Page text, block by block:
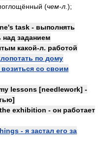
(чем-л. );
task - выполнять
над заданием
какой-л. работой
по дому
со своим
lessons [needlework] -
exhibition - он работает
- я застал его за